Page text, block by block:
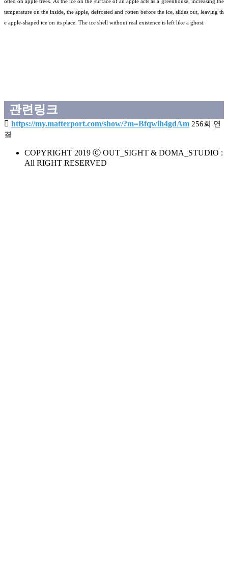
otted on apple trees. As the ice on the surface of an apple acts as a greenhouse, increasing the
temperature on the inside, the apple, defrosted and rotten before the ice, slides out, leaving th
e apple-shaped ice on its place. The ice shell without real existence is left like a ghost.
관련링크
https://my.matterport.com/show/?m=Bfqwih4gdAm 256회 연
결
COPYRIGHT 2019 ⓒ OUT_SIGHT & DOMA_STUDIO :
All RIGHT RESERVED